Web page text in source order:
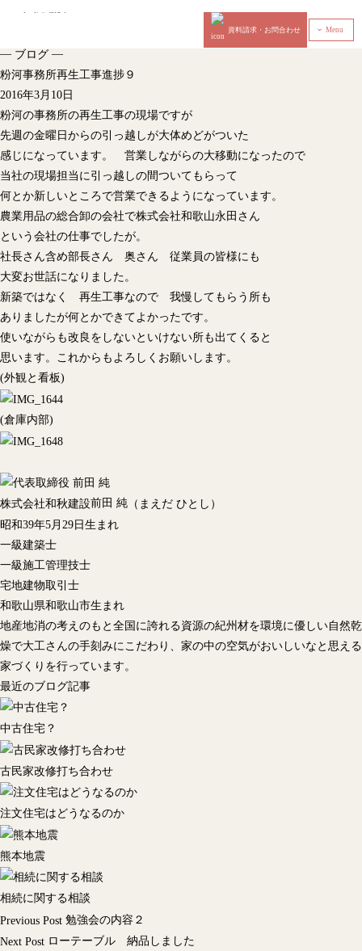
資料請求・お問合わせ ‹ Menu
— ブログ —
粉河事務所再生工事進捗９
2016年3月10日
粉河の事務所の再生工事の現場ですが
先週の金曜日からの引っ越しが大体めどがついた
感じになっています。 営業しながらの大移動になったので
当社の現場担当に引っ越しの間ついてもらって
何とか新しいところで営業できるようになっています。
農業用品の総合卸の会社で株式会社和歌山永田さん
という会社の仕事でしたが。
社長さん含め部長さん 奥さん 従業員の皆様にも
大変お世話になりました。
新築ではなく 再生工事なので 我慢してもらう所も
ありましたが何とかできてよかったです。
使いながらも改良をしないといけない所も出てくると
思います。これからもよろしくお願いします。
(外観と看板)
(倉庫内部)
株式会社和秋建設前田 純 （まえだ ひとし）
昭和39年5月29日生まれ
一級建築士
一級施工管理技士
宅地建物取引士
和歌山県和歌山市生まれ
地産地消の考えのもと全国に誇れる資源の紀州材を環境に優しい自然乾
燥で大工さんの手刻みにこだわり、家の中の空気がおいしいなと思える
家づくりを行っています。
最近のブログ記事
中古住宅？
古民家改修打ち合わせ
注文住宅はどうなるのか
熊本地震
相続に関する相談
投
稿
Previous Post 勉強会の内容２
Next Post ローテーブル 納品しました